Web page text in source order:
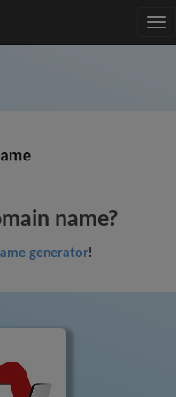
name?
generator!